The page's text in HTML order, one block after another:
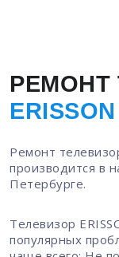
РЕМОНТ
Ремонт
производится в
Петербурге.
Телевизор
популярных